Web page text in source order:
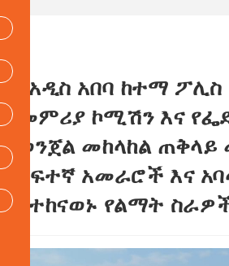
የአዲስ አበባ ከተማ
መምሪያ ኮሚሽን እና
ወንጀል መከላከል
ከፍተኛ አመራሮች እና
የተከናወኑ የልማት